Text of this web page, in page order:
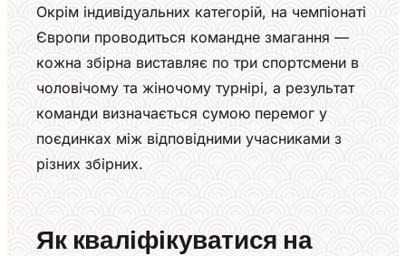
Окрім індивідуальних категорій, на чемпіонаті
Європи проводиться командне змагання —
кожна збірна виставляє по три спортсмени в
чоловічому та жіночому турнірі, а результат
команди визначається сумою перемог у
поєдинках між відповідними учасниками з
різних збірних.
Як кваліфікуватися на